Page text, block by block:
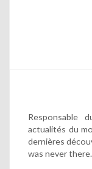
Responsable
actualités du
dernières
was never